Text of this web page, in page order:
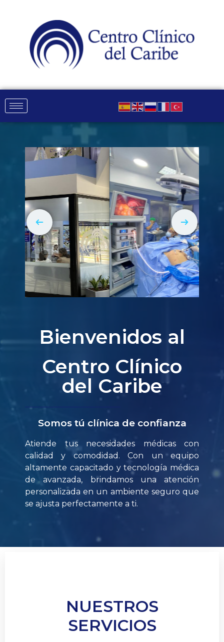
Bienvenidos al
Centro Clínico
del Caribe
Somos tú clínica de confianza
Atiende tus necesidades médicas con
calidad y comodidad. Con un equipo
altamente capacitado y tecnología médica
de avanzada, brindamos una atención
personalizada en un ambiente seguro que
se ajusta perfectamente a ti.
NUESTROS
SERVICIOS